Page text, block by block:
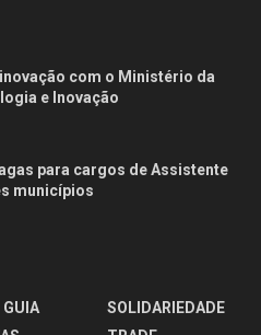
com o Ministério da
e Inovação
para cargos de Assistente
municípios
GUIA
SOLIDARIEDADE